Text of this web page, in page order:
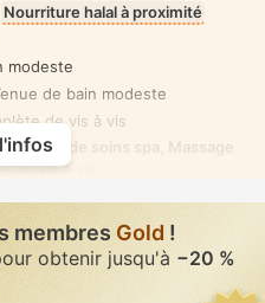
Nourriture halal à proximité
modeste
de bain modeste
de vis à vis
Salle de soins spa, Massage
de vis à vis
membres Gold !
obtenir jusqu'à −20 %